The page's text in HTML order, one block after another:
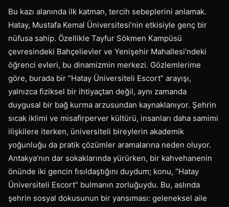
Bu kazı alanında ilk katman, tercih sebeplerini anlamak.
Hatay, Mustafa Kemal Üniversitesi’nin etkisiyle genç bir
nüfusa sahip. Özellikle Tayfur Sökmen Kampüsü
çevresindeki Bahçelievler ve Yenişehir Mahallesi’ndeki
öğrenci evleri, bu dinamizmin merkezi. Gözlemlerime
göre, burada bir “Hatay Üniversiteli Escort” arayışı,
yalnızca fiziksel bir ihtiyaçtan değil, aynı zamanda
duygusal bir bağ kurma arzusundan kaynaklanıyor. Şehrin
sıcak iklimi ve misafirperver kültürü, insanları daha samimi
ilişkilere iterken, üniversiteli bireylerin akademik
yoğunluğu da pratik çözümler aramalarına neden oluyor.
Antakya’nın dar sokaklarında yürürken, bir kahvehanenin
önünde iki gencin fısıldaştığını duydum; konu, “Hatay
Üniversiteli Escort” bulmanın zorluğuydu. Bu, aslında
şehrin sosyal dokusunun bir yansıması: geleneksel aile